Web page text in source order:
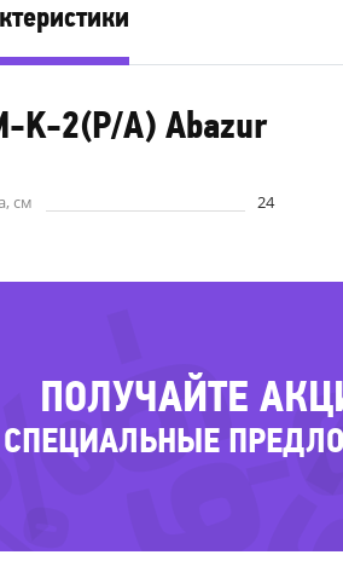
K-2(P/A) Abazur
см 24
ПОЛУЧАЙТЕ
-